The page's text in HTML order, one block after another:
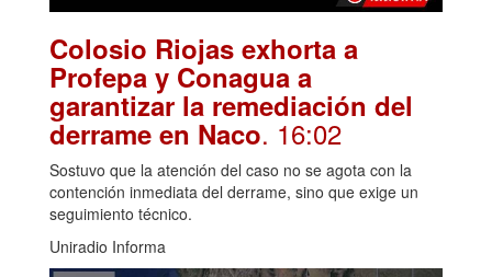
Colosio Riojas exhorta a
Profepa y Conagua a
garantizar la remediación del
derrame en Naco. 16:02
Sostuvo que la atención del caso no se agota con la
contención inmediata del derrame, sino que exige un
seguimiento técnico.
Uniradio Informa